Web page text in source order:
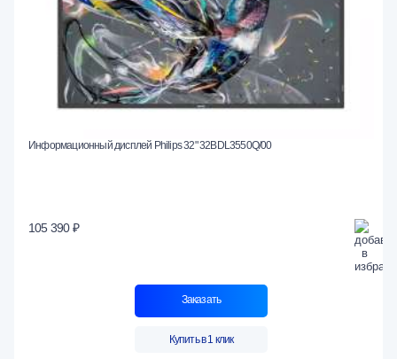
Информационный дисплей Philips 32" 32BDL3550Q/00
105 390 ₽
Заказать
Купить в 1 клик